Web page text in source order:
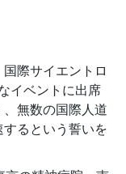
際サイエントロ
イベントに出席
無数の国際人道
るという誓いを